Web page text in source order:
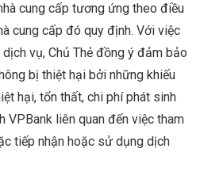
cung cấp tương ứng theo điều
cung cấp đó quy định. Với việc
vụ, Chủ Thẻ đồng ý đảm bảo
bị thiệt hại bởi những khiếu
hại, tổn thất, chi phí phát sinh
VPBank liên quan đến việc tham
tiếp nhận hoặc sử dụng dịch